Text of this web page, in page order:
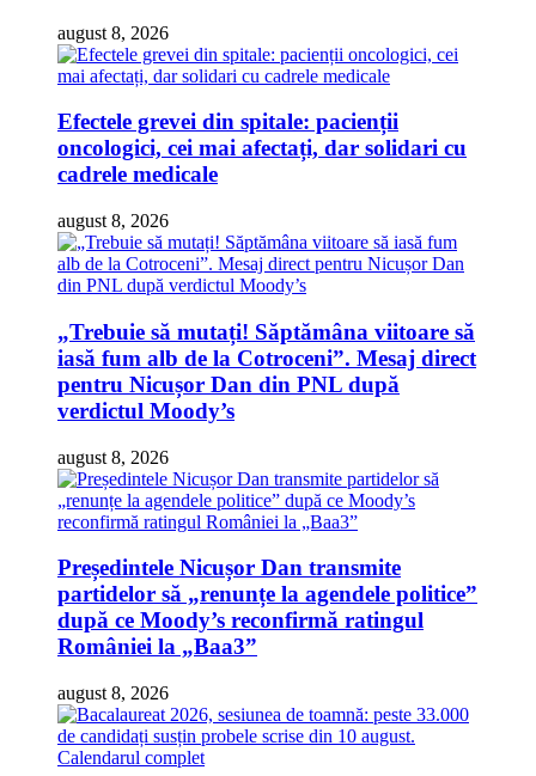
august 8, 2026
Efectele grevei din spitale: pacienții
oncologici, cei mai afectați, dar solidari cu
cadrele medicale
august 8, 2026
„Trebuie să mutați! Săptămâna viitoare să
iasă fum alb de la Cotroceni”. Mesaj direct
pentru Nicușor Dan din PNL după
verdictul Moody’s
august 8, 2026
Președintele Nicușor Dan transmite
partidelor să „renunțe la agendele politice”
după ce Moody’s reconfirmă ratingul
României la „Baa3”
august 8, 2026